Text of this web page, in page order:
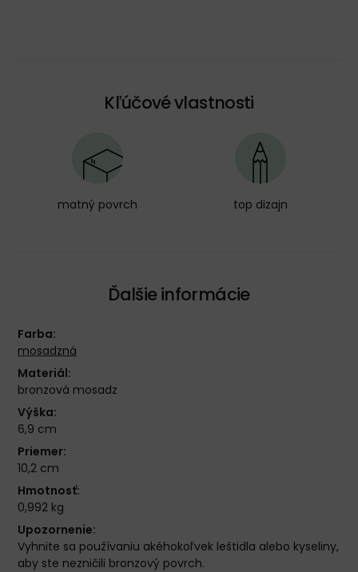
Kľúčové vlastnosti
matný povrch top dizajn
Ďalšie informácie
Farba:
mosadzná
Materiál:
bronzová mosadz
Výška:
6,9 cm
Priemer:
10,2 cm
Hmotnosť:
0,992 kg
Upozornenie:
Vyhnite sa používaniu akéhokoľvek leštidla alebo kyseliny,
aby ste nezničili bronzový povrch.